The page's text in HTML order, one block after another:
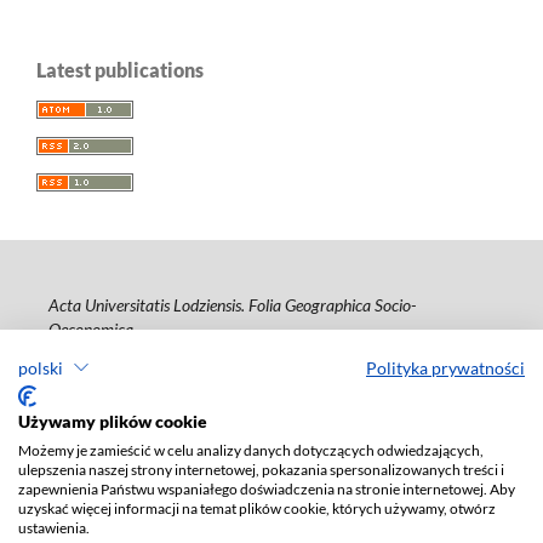
polski Polityka prywatności
Używamy plików cookie
Możemy je zamieścić w celu analizy danych dotyczących odwiedzających,
ulepszenia naszej strony internetowej, pokazania spersonalizowanych treści i
zapewnienia Państwu wspaniałego doświadczenia na stronie internetowej. Aby
uzyskać więcej informacji na temat plików cookie, których używamy, otwórz
ustawienia.
Latest publications
Acta Universitatis Lodziensis. Folia Geographica Socio-
Oeconomica
ISSN: 1508-1117
Deklaracja dostępności